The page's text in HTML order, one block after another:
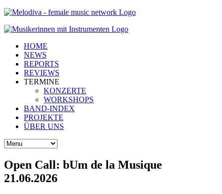
HOME
NEWS
REPORTS
REVIEWS
TERMINE
KONZERTE
WORKSHOPS
BAND-INDEX
PROJEKTE
ÜBER UNS
Open Call: bUm de la Musique
21.06.2026